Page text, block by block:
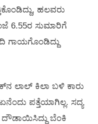
ಹಲವರು
6.55ರ ಸುಮಾರಿಗೆ
ಗಾಯಗೊಂಡಿದ್ದು
ಲಾಲ್ ಕಿಲಾ ಬಳಿ ಕಾರು
ಪತ್ತೆಯಾಗಿಲ್ಲ. ಸದ್ಯ
ದೌಡಾಯಿಸಿದ್ದು ಬೆಂಕಿ